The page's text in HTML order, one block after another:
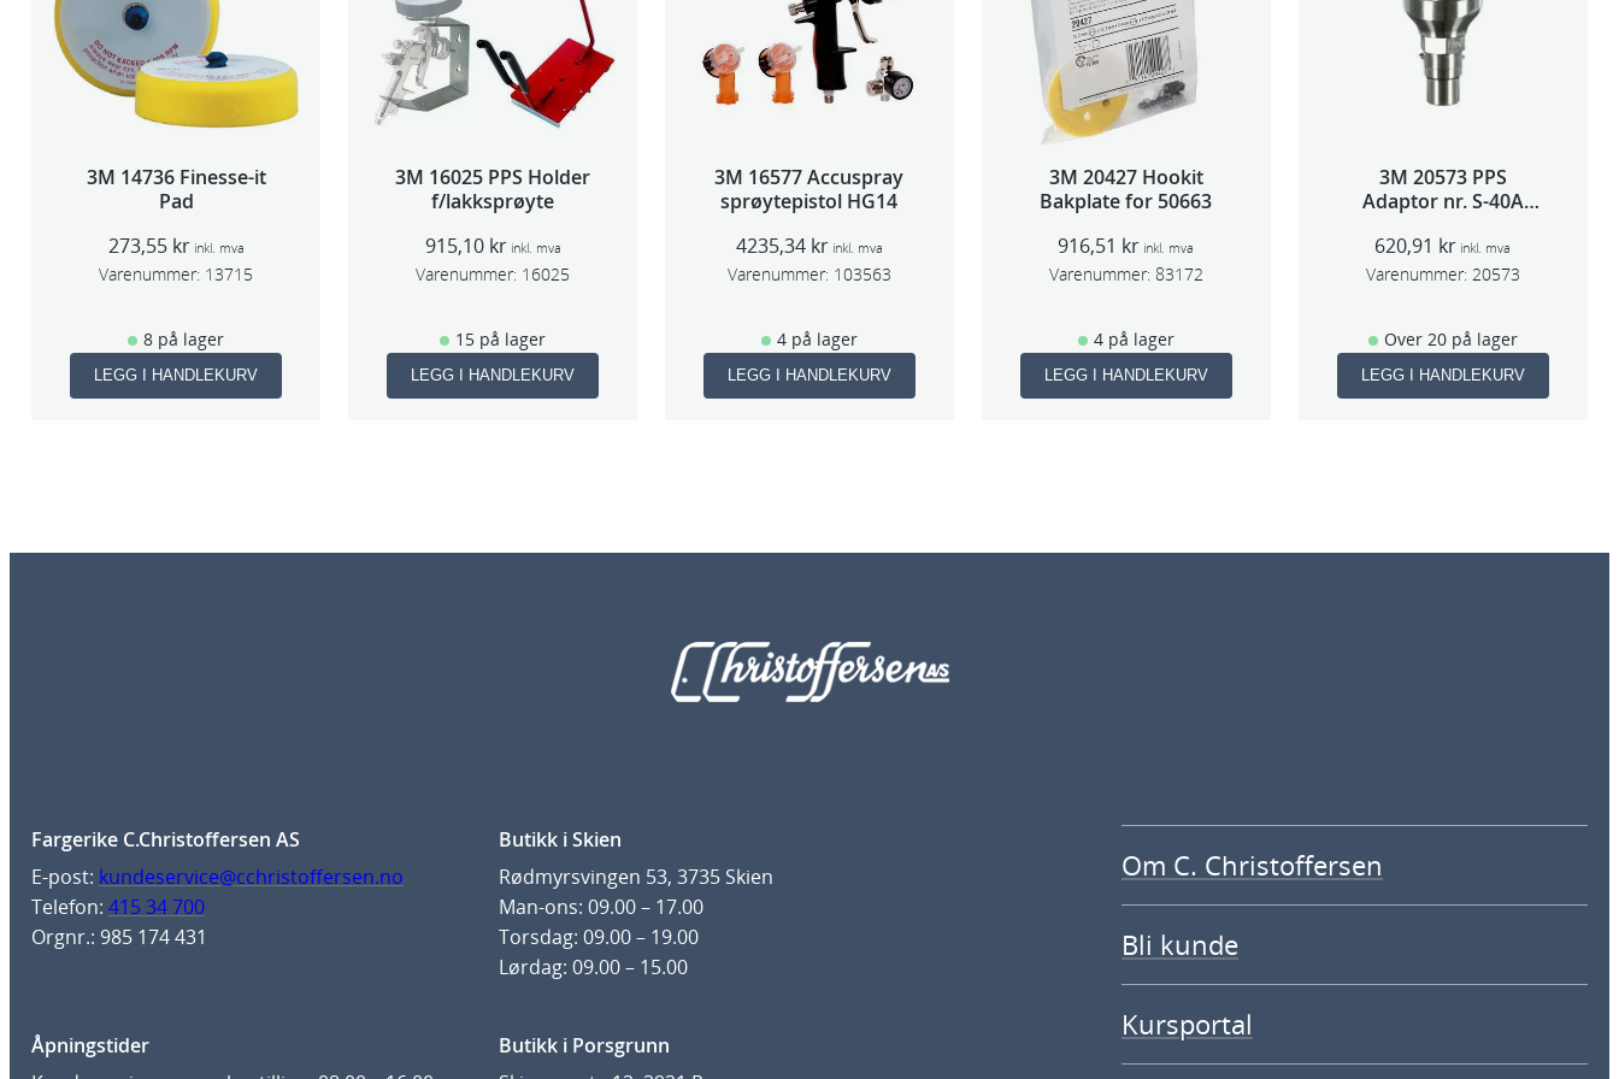
k
u
a
k
a
n
a
l
l
3M 14736 Finesse-it
Pad
273,55 kr inkl. mva
Varenummer: 13715
8 på lager
LEGG I HANDLEKURV
3M 16025 PPS Holder
f/lakksprøyte
915,10 kr inkl. mva
Varenummer: 16025
15 på lager
LEGG I HANDLEKURV
3M 16577 Accuspray
sprøytepistol HG14
4235,34 kr inkl. mva
Varenummer: 103563
4 på lager
LEGG I HANDLEKURV
3M 20427 Hookit
Bakplate for 50663
916,51 kr inkl. mva
Varenummer: 83172
4 på lager
LEGG I HANDLEKURV
3M 20573 PPS
Adaptor nr. S-40A
620,91 kr inkl. mva
Varenummer: 20573
Over 20 på lager
LEGG I HANDLEKURV
Fargerike C.Christoffersen AS
E-post: kundeservice@cchristoffersen.no
Telefon: 415 34 700
Orgnr.: 985 174 431
Butikk i Skien
Rødmyrsvingen 53, 3735 Skien
Man-ons: 09.00 – 17.00
Torsdag: 09.00 – 19.00
Lørdag: 09.00 – 15.00
Åpningstider
Butikk i Porsgrunn
Om C. Christoffersen
Bli kunde
Kursportal